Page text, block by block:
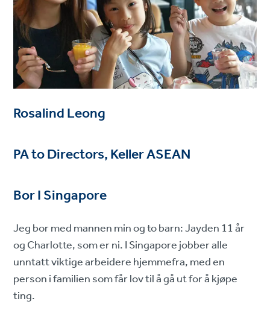
Rosalind Leong
PA to Directors, Keller ASEAN
Bor I Singapore
Jeg bor med mannen min og to barn: Jayden 11 år
og Charlotte, som er ni. I Singapore jobber alle
unntatt viktige arbeidere hjemmefra, med en
person i familien som får lov til å gå ut for å kjøpe
ting.